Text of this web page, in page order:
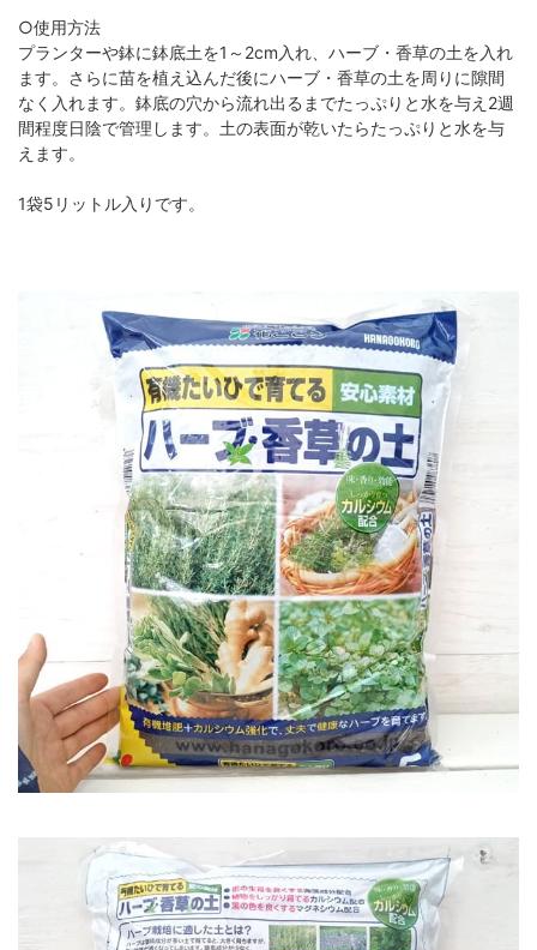
○使用方法
プランターや鉢に鉢底土を1～2cm入れ、ハーブ・香草の土を入れ
ます。さらに苗を植え込んだ後にハーブ・香草の土を周りに隙間
なく入れます。鉢底の穴から流れ出るまでたっぷりと水を与え2週
間程度日陰で管理します。土の表面が乾いたらたっぷりと水を与
えます。
1袋5リットル入りです。